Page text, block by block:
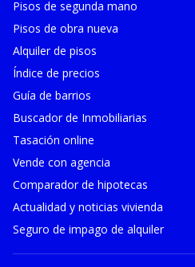
Pisos de segunda mano
Pisos de obra nueva
Alquiler de pisos
Índice de precios
Guía de barrios
Buscador de Inmobiliarias
Tasación online
Vende con agencia
Comparador de hipotecas
Actualidad y noticias vivienda
Seguro de impago de alquiler